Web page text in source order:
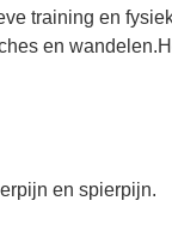
training en
en
en spierpijn.